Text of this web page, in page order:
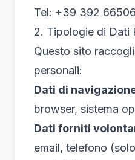
Tel: +39 392
2. Tipologie di Dati
Questo sito
personali:
Dati di
browser, sistema
Dati forniti
email, telefono